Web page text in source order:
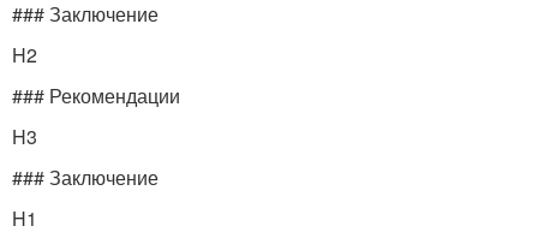
### Заключение
H2
### Рекомендации
H3
### Заключение
H1